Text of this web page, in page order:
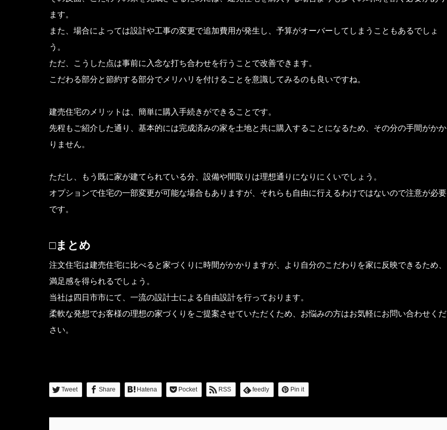
ます。
また、場合によっては設計や工事の変更で追加費用が発生し、予算がオーバーしてしまうこともあるでしょ
う。
ただ、こうした点は事前に入念な打ち合わせを行うことで改善できます。
こだわる部分と節約する部分でメリハリを付けることを意識してみるのも良いですね。
建売住宅のメリットは、簡単に購入手続きができることです。
先程もご紹介した通り、基本的には完成済みの家を土地と共に購入することになるため、その分の手間がかか
りません。
ただし、もう既に家が建てられている分、設備や間取りは理想通りになりにくいでしょう。
オプションで住宅の一部変更が可能な場合もありますが、それらも自由に行えるわけではないので注意が必要
です。
□まとめ
注文住宅は建売住宅に比べると家づくりに時間がかかりますが、より自分のこだわりを家に反映できるため、
満足感を得られるでしょう。
当社は四日市市にて、一流の設計士による自由設計を行っております。
柔軟な発想でお客様の理想の家づくりをご提案させていただくため、お悩みの方はお気軽にお問い合わせくだ
さい。
Tweet Share Hatena Pocket RSS feedly Pin it